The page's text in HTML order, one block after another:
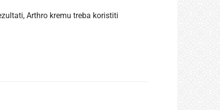
Arthro kremu treba koristiti